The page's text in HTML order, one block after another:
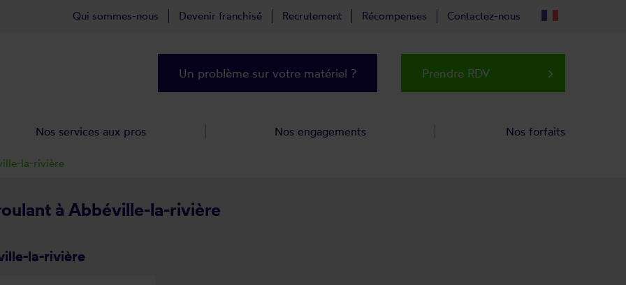
à Abbéville-la-rivière
la-rivière
la-rivière
Qui sommes-nous Devenir franchisé Recrutement Récompenses Contactez-nous
Un problème sur votre matériel ? Prendre RDV keyboard_arrow_right
Nos services aux pros Nos engagements Nos forfaits